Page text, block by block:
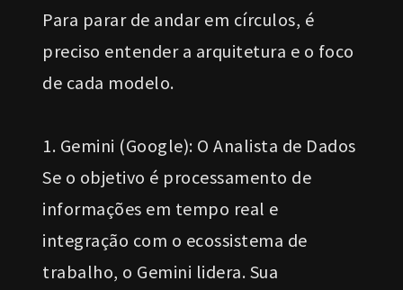
Para parar de andar em círculos, é
preciso entender a arquitetura e o foco
de cada modelo.
1. Gemini (Google): O Analista de Dados
Se o objetivo é processamento de
informações em tempo real e
integração com o ecossistema de
trabalho, o Gemini lidera. Sua